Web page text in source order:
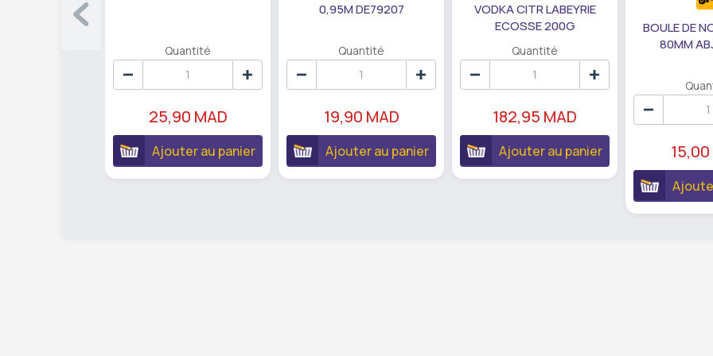
Quantité
25,90 MAD
Ajouter au panier
0,95M DE79207
Quantité
19,90 MAD
Ajouter au panier
VODKA CITR LABEYRIE
ECOSSE 200G
Quantité
182,95 MAD
Ajouter au panier
BOULE DE
80MM